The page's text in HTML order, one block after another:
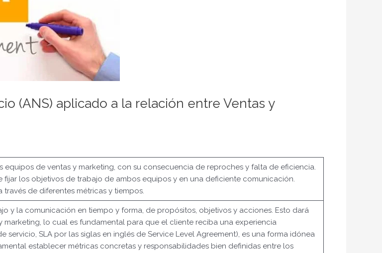
(ANS) aplicado a la relación entre Ventas y
de ventas y marketing, con su consecuencia de reproches y falta de eficiencia.
los objetivos de trabajo de ambos equipos y en una deficiente comunicación.
de diferentes métricas y tiempos.
y la comunicación en tiempo y forma, de propósitos, objetivos y acciones. Esto dará
lo cual es fundamental para que el cliente reciba una experiencia
SLA por las siglas en inglés de Service Level Agreement), es una forma idónea
establecer métricas concretas y responsabilidades bien definidas entre los